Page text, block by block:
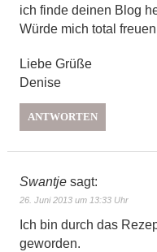
ich finde deinen Blog
Würde mich total
Liebe Grüße
Denise
ANTWORTEN
Swantje sagt:
26. Juni 2013 um 13:33 Uhr
Ich bin durch das
geworden.